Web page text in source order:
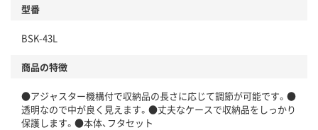
型番
BSK-43L
商品の特徴
●アジャスター機構付で収納品の長さに応じて調節が可能です。●
透明なので中が良く見えます。●丈夫なケースで収納品をしっかり
保護します。●本体、フタセット